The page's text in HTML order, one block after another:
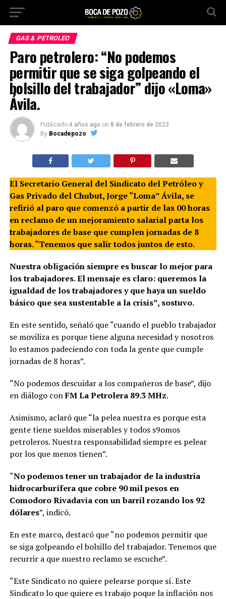
GAS & PETROLEO
Paro petrolero: “No podemos
permitir que se siga golpeando el
bolsillo del trabajador” dijo «Loma»
Ávila.
Publicado 4 años ago on 8 de febrero de 2022
By Bocadepozo
El Secretario General del Sindicato del Petróleo y
Gas Privado del Chubut, Jorge “Loma” Ávila, se
refirió al paro que comenzó a partir de las 00 horas
en reclamo de un mejoramiento salarial parta los
trabajadores de base que cumplen jornadas de 8
horas. “Tenemos que salir todos juntos de esto.
Nuestra obligación siempre es buscar lo mejor para
los trabajadores. El mensaje es claro: queremos la
igualdad de los trabajadores y que haya un sueldo
básico que sea sustentable a la crisis”, sostuvo.
En este sentido, señaló que “cuando el pueblo trabajador
se moviliza es porque tiene alguna necesidad y nosotros
lo estamos padeciendo con toda la gente que cumple
jornadas de 8 horas”.
“No podemos descuidar a los compañeros de base”, dijo
en diálogo conFM La Petrolera 89.3 MHz.
Asimismo, aclaró que “la pelea nuestra es porque esta
gente tiene sueldos miserables y todos s9omos
petroleros. Nuestra responsabilidad siempre es pelear
por los que menos tienen”.
“No podemos tener un trabajador de la industria
hidrocarburífera que cobre 90 mil pesos en
Comodoro Rivadavia con un barril rozando los 92
dólares”, indicó.
En este marco, destacó que “no podemos permitir que
se siga golpeando el bolsillo del trabajador. Tenemos que
recurrir a que nuestro reclamo se escuche”.
“Este Sindicato no quiere pelearse porque sí. Este
Sindicato lo que quiere es trabajo poque la inflación nos